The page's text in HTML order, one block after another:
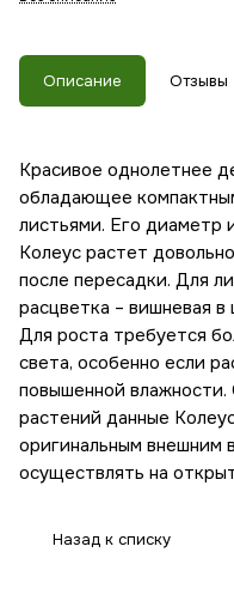
Описание Отзывы
Красивое однолетнее
обладающее
листьями. Его диаметр
Колеус растет
после пересадки. Для
расцветка – вишневая
Для роста требуется
света, особенно если
повышенной
растений данные
оригинальным
осуществлять на
Назад к списку